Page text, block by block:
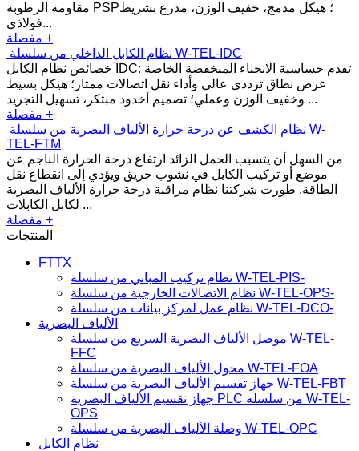
مقاومة الرطوبة PSP؛ هيكل مدمج، خفيف الوزن، مدرع بشريط
فولاذي...
مفصلة +
نظام الكابل الداخلي من سلسلة W-TEL-IDC
خصائص نظام الكابل IDC: تقدم حساسية الانحناء المنخفضة الخاصة
عرض نطاق ترددي عالي وأداء نقل اتصالات ممتاز؛ هيكل بسيط
وخفيف الوزن وعملي؛ تصميم أخدود مبتكر، تسهيل التجريد ...
مفصلة +
نظام الكشف عن درجة حرارة الألياف البصرية من سلسلة W-
TEL-FTM
من السهل أن يتسبب الحمل الزائد ارتفاع درجة الحرارة الناجم عن
موضع أو تركيب الكابل في نشوب حريق ويؤدي إلى انقطاع نقل
الطاقة. طورت شركتنا نظام مراقبة درجة حرارة الألياف البصرية
لكابل الكابلات ...
مفصلة +
المنتجات
FTTX
نظام تركيب المباني من سلسلة W-TEL-PIS-
نظام الاتصالات الخارجية من سلسلة W-TEL-OPS-
نظام عمل لمركز بيانات من سلسلة W-TEL-DCO-
الألياف البصرية
موصل الألياف البصرية السريع من سلسلة W-TEL-
FFC
محول الألياف البصرية من سلسلة W-TEL-FOA
جهاز تقسيم الألياف البصرية من سلسلة W-TEL-FBT
جهاز تقسيم الألياف البصرية PLC من سلسلة W-TEL-
OPS
وصلة الألياف البصرية من سلسلة W-TEL-OPC
نظام الكابل